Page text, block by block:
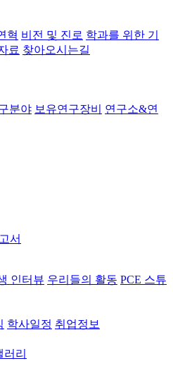
혁 비전 및 진로 학과를 위한 기
료 찾아오시는길
분야 보유연구장비
연구소&연
서
인터뷰 우리들의 활동 PCE 스튜
학사일정 취업정보
러리